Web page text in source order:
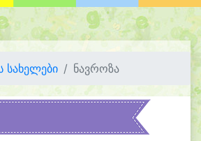
სახელები ნავროზა